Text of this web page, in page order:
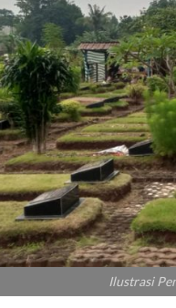
Ilustrasi